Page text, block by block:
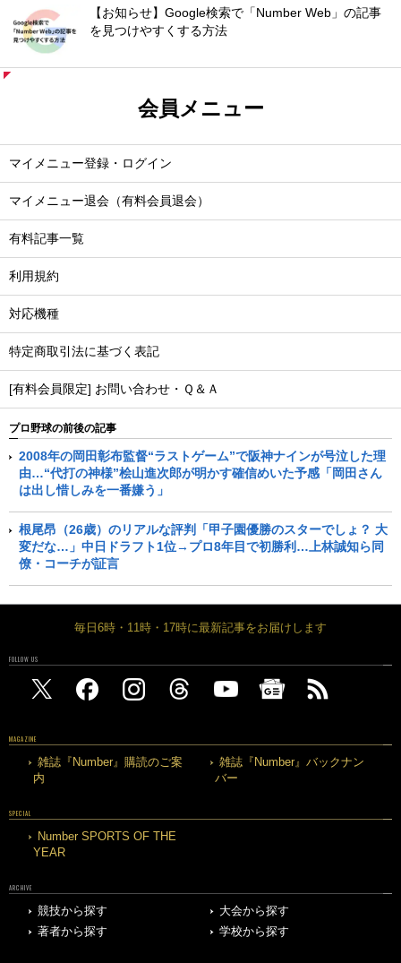
【お知らせ】Google検索で「Number Web」の記事
を見つけやすくする方法
会員メニュー
マイメニュー登録・ログイン
マイメニュー退会（有料会員退会）
有料記事一覧
利用規約
対応機種
特定商取引法に基づく表記
[有料会員限定] お問い合わせ・Ｑ＆Ａ
プロ野球の前後の記事
2008年の岡田彰布監督“ラストゲーム”で阪神ナインが号泣した理
由…“代打の神様”桧山進次郎が明かす確信めいた予感「岡田さん
は出し惜しみを一番嫌う」
根尾昂（26歳）のリアルな評判「甲子園優勝のスターでしょ？ 大
変だな…」中日ドラフト1位→プロ8年目で初勝利…上林誠知ら同
僚・コーチが証言
毎日6時・11時・17時に最新記事をお届けします
FOLLOW US
MAGAZINE
雑誌『Number』購読のご案
内
雑誌『Number』バックナン
バー
SPECIAL
Number SPORTS OF THE
YEAR
ARCHIVE
競技から探す
大会から探す
著者から探す
学校から探す